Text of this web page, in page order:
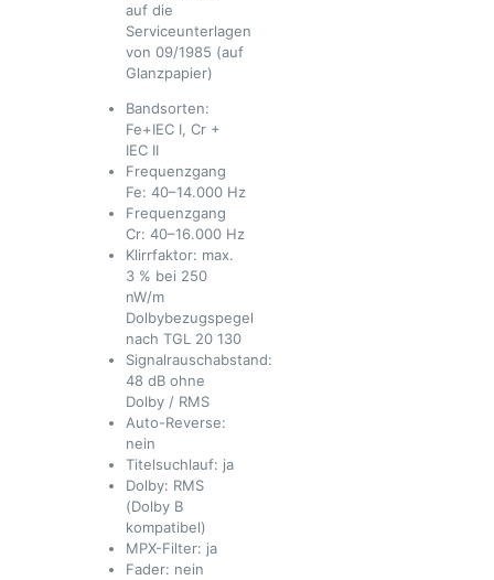
auf die
Serviceunterlagen
von 09/1985 (auf
Glanzpapier)
Bandsorten:
Fe+IEC I, Cr +
IEC II
Frequenzgang
Fe: 40–14.000 Hz
Frequenzgang
Cr: 40–16.000 Hz
Klirrfaktor: max.
3 % bei 250
nW/m
Dolbybezugspegel
nach TGL 20 130
Signalrauschabstand:
48 dB ohne
Dolby / RMS
Auto-Reverse:
nein
Titelsuchlauf: ja
Dolby: RMS
(Dolby B
kompatibel)
MPX-Filter: ja
Fader: nein